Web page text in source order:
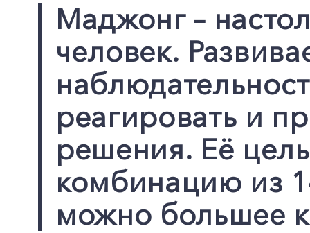
Маджонг –
человек.
реагировать и
решения. Её
комбинацию из
можно большее